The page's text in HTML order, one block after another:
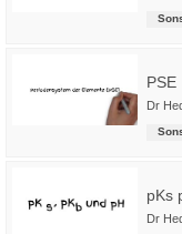
PSE
Dr
pKs
Dr